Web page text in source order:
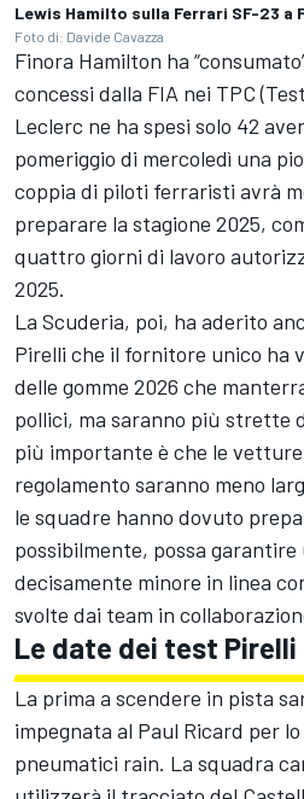
Lewis Hamilto sulla Ferrari SF-23 a
Foto di: Davide Cavazza
Finora Hamilton ha
concessi dalla FIA nei TPC
Leclerc ne ha spesi solo 42
pomeriggio di mercoledì una
coppia di piloti ferraristi avrà
preparare la stagione 2025,
quattro giorni di lavoro
2025.
La Scuderia, poi, ha aderito
Pirelli che il fornitore unico ha
delle gomme 2026 che
pollici, ma saranno più strette
più importante è che le
regolamento saranno meno
le squadre hanno dovuto
possibilmente, possa
decisamente minore in linea
svolte dai team in
Le date dei test Pirelli
La prima a scendere in pista
impegnata al Paul Ricard per
pneumatici rain. La squadra